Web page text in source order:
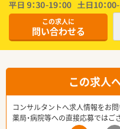
この求人に
問い合わせる
この求人
コンサルタントへ求人情報をお
薬局・病院等への直接応募ではご